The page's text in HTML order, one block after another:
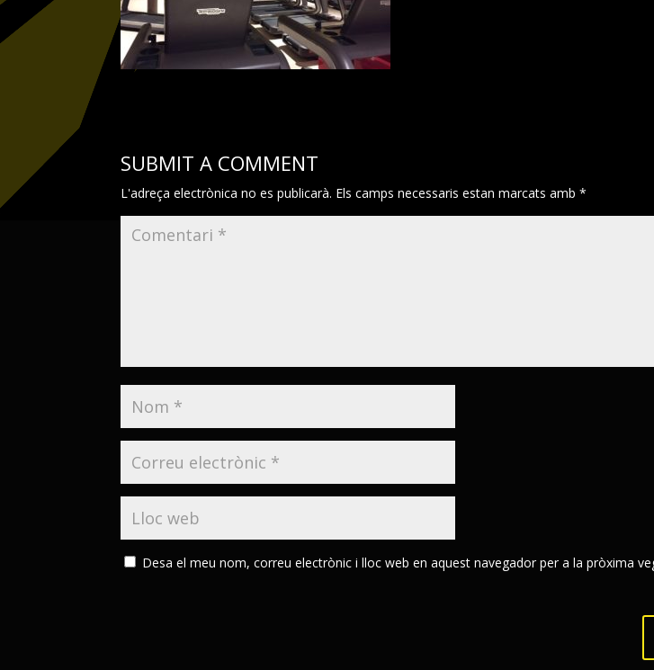
SUBMIT A COMMENT
L'adreça electrònica no es publicarà. Els camps necessaris estan marcats amb*
Desa el meu nom, correu electrònic i lloc web en aquest navegador per a la pròxima